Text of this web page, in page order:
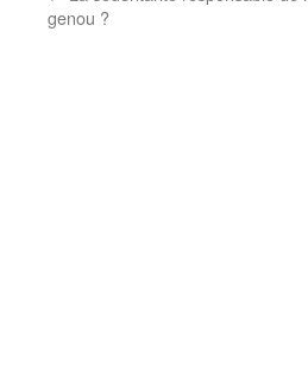
genou ?